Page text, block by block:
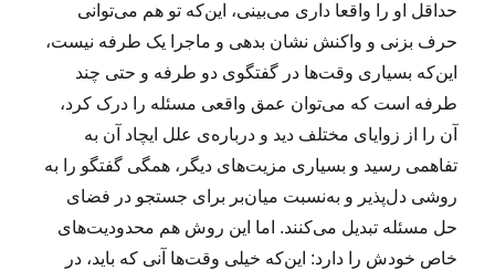
حداقل او را واقعا داری می‌بینی، این‌که تو هم می‌توانی
حرف بزنی و واکنش نشان بدهی و ماجرا یک طرفه نیست،
این‌که بسیاری وقت‌ها در گفتگوی دو طرفه و حتی چند
طرفه است که می‌توان عمق واقعی مسئله را درک کرد،
آن را از زوایای مختلف دید و دربار‌ه‌ی علل ایچاد آن به
تفاهمی رسید و بسیاری مزیت‌های دیگر، همگی گفتگو را به
روشی دل‌پذیر و به‌نسبت میان‌بر برای جستجو در فضای
حل مسئله تبدیل می‌کنند. اما این روش هم محدودیت‌های
خاص خودش را دارد: این‌که خیلی وقت‌ها آنی که باید، در